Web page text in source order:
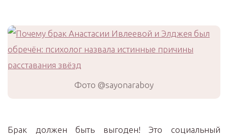
Фото @sayonaraboy
Брак должен быть выгоден! Это социальный